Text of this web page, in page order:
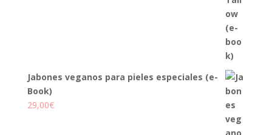
Jabones veganos para pieles especiales (e-
Book)
29,00€